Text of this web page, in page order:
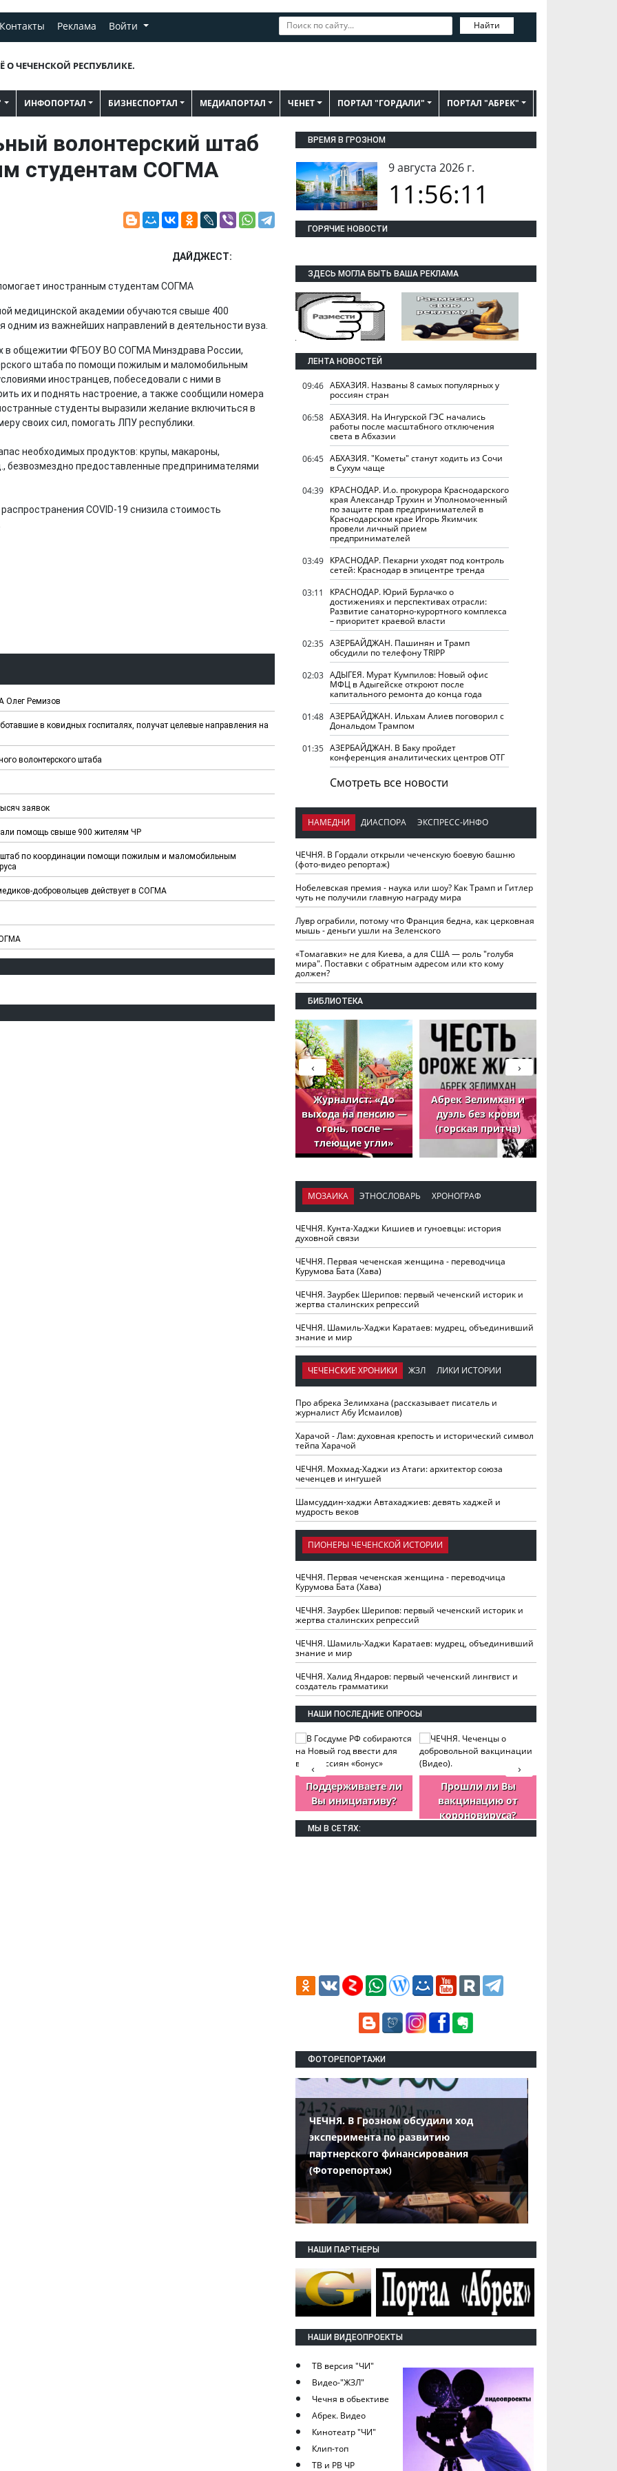
Контакты Реклама Войти Найти
О ЧЕЧЕНСКОЙ РЕСПУБЛИКЕ.
ИНФОПОРТАЛ БИЗНЕСПОРТАЛ МЕДИАПОРТАЛ ЧЕНЕТ ПОРТАЛ "ГОРДАЛИ" ПОРТАЛ "АБРЕК"
волонтерский штаб
студентам СОГМА
ДАЙДЖЕСТ:
медицинской академии обучаются свыше 400
одним из важнейших направлений в деятельности вуза.
в общежитии ФГБОУ ВО СОГМА Минздрава России,
штаба по помощи пожилым и маломобильным
иностранцев, побеседовали с ними в
их и поднять настроение, а также сообщили номера
студенты выразили желание включиться в
своих сил, помогать ЛПУ республики.
необходимых продуктов: крупы, макароны,
безвозмездно предоставленные предпринимателями
COVID-19 снизила стоимость
Олег Ремизов
в ковидных госпиталях, получат целевые направления на
волонтерского штаба
заявок
помощь свыше 900 жителям ЧР
штаб по координации помощи пожилым и маломобильным
добровольцев действует в СОГМА
ВРЕМЯ В ГРОЗНОМ
9 августа 2026 г.
11:56:12
ГОРЯЧИЕ НОВОСТИ
ЗДЕСЬ МОГЛА БЫТЬ ВАША РЕКЛАМА
ЛЕНТА НОВОСТЕЙ
09:46 АБХАЗИЯ. Названы 8 самых популярных у
россиян стран
06:58 АБХАЗИЯ. На Ингурской ГЭС начались
работы после масштабного отключения
света в Абхазии
06:45 АБХАЗИЯ. "Кометы" станут ходить из Сочи
в Сухум чаще
04:39 КРАСНОДАР. И.о. прокурора Краснодарского
края Александр Трухин и Уполномоченный
по защите прав предпринимателей в
Краснодарском крае Игорь Якимчик
провели личный прием
предпринимателей
03:49 КРАСНОДАР. Пекарни уходят под контроль
сетей: Краснодар в эпицентре тренда
03:11
КРАСНОДАР. Юрий Бурлачко о
достижениях и перспективах отрасли:
Развитие санаторно-курортного комплекса
– приоритет краевой власти
02:35 АЗЕРБАЙДЖАН. Пашинян и Трамп
обсудили по телефону TRIPP
02:03 АДЫГЕЯ. Мурат Кумпилов: Новый офис
МФЦ в Адыгейске откроют после
капитального ремонта до конца года
01:48 АЗЕРБАЙДЖАН. Ильхам Алиев поговорил с
Дональдом Трампом
01:35 АЗЕРБАЙДЖАН. В Баку пройдет
конференция аналитических центров ОТГ
Смотреть все новости
НАМЕДНИ ДИАСПОРА ЭКСПРЕСС-ИНФО
ЧЕЧНЯ. В Гордали открыли чеченскую боевую башню
(фото-видео репортаж)
Нобелевская премия - наука или шоу? Как Трамп и Гитлер
чуть не получили главную награду мира
Лувр ограбили, потому что Франция бедна, как церковная
мышь - деньги ушли на Зеленского
«Томагавки» не для Киева, а для США — роль "голубя
мира". Поставки с обратным адресом или кто кому
должен?
БИБЛИОТЕКА
Журналист: «До
выхода на пенсию —
огонь, после —
тлеющие угли»
Абрек Зелимхан и
дуэль без крови
(горская притча)
›
‹
МОЗАИКА ЭТНОСЛОВАРЬ ХРОНОГРАФ
ЧЕЧНЯ. Кунта-Хаджи Кишиев и гуноевцы: история
духовной связи
ЧЕЧНЯ. Первая чеченская женщина - переводчица
Курумова Бата (Хава)
ЧЕЧНЯ. Заурбек Шерипов: первый чеченский историк и
жертва сталинских репрессий
ЧЕЧНЯ. Шамиль-Хаджи Каратаев: мудрец, объединивший
знание и мир
ЧЕЧЕНСКИЕ ХРОНИКИ ЖЗЛ ЛИКИ ИСТОРИИ
Про абрека Зелимхана (рассказывает писатель и
журналист Абу Исмаилов)
Харачой - Лам: духовная крепость и исторический символ
тейпа Харачой
ЧЕЧНЯ. Мохмад-Хаджи из Атаги: архитектор союза
чеченцев и ингушей
Шамсуддин-хаджи Автахаджиев: девять хаджей и
мудрость веков
ПИОНЕРЫ ЧЕЧЕНСКОЙ ИСТОРИИ
ЧЕЧНЯ. Первая чеченская женщина - переводчица
Курумова Бата (Хава)
ЧЕЧНЯ. Заурбек Шерипов: первый чеченский историк и
жертва сталинских репрессий
ЧЕЧНЯ. Шамиль-Хаджи Каратаев: мудрец, объединивший
знание и мир
ЧЕЧНЯ. Халид Яндаров: первый чеченский лингвист и
создатель грамматики
НАШИ ПОСЛЕДНИЕ ОПРОСЫ
Поддерживаете ли
Вы инициативу?
Прошли ли Вы
вакцинацию от
короновируса?
›
‹
МЫ В СЕТЯХ:
ФОТОРЕПОРТАЖИ
ЧЕЧНЯ. В Грозном обсудили ход
эксперимента по развитию
партнерского финансирования
(Фоторепортаж)
НАШИ ПАРТНЕРЫ
НАШИ ВИДЕОПРОЕКТЫ
ТВ версия "ЧИ"
Видео-"ЖЗЛ"
Чечня в обьективе
Абрек. Видео
Кинотеатр "ЧИ"
Клип-топ
ТВ и РВ ЧР